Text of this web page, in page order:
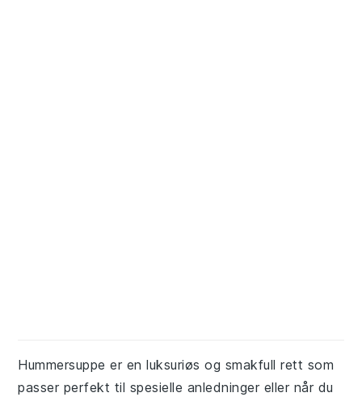
Hummersuppe er en luksuriøs og smakfull rett som
passer perfekt til spesielle anledninger eller når du